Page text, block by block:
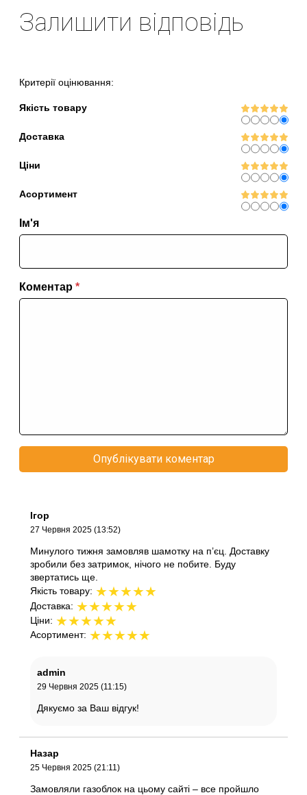
Ігор
27 Червня 2025 (13:52)
Минулого тижня замовляв шамотку на п’єц. Доставку
зробили без затримок, нічого не побите. Буду
звертатись ще.
Якість товару: ★★★★★
Доставка: ★★★★★
Ціни: ★★★★★
Асортимент: ★★★★★
admin
29 Червня 2025 (11:15)
Дякуємо за Ваш відгук!
Назар
25 Червня 2025 (21:11)
Замовляли газоблок на цьому сайті – все пройшло
Залишити відповідь
Коментар *
Ім'я
Критерії оцінювання:
Якість товару
Доставка
Ціни
Асортимент